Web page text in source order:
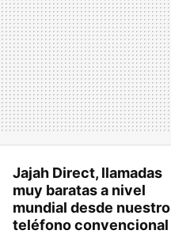
Jajah Direct, llamadas
muy baratas a nivel
mundial desde nuestro
teléfono convencional